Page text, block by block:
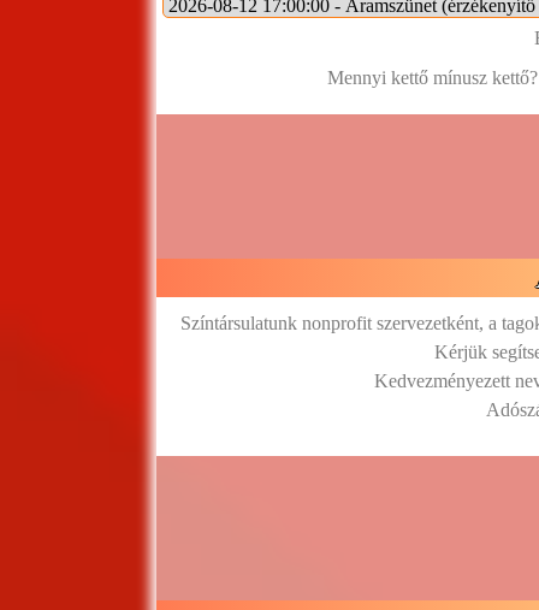
Mennyi kettő mínusz
Színtársulatunk nonprofit szervezetként, a
Kérjük
Kedvezményezett